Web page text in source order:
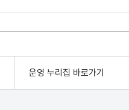
운영 누리집 바로가기